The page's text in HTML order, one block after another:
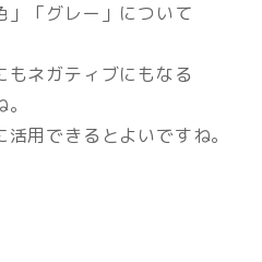
」「グレー」について
もネガティブにもなる
用できるとよいですね。